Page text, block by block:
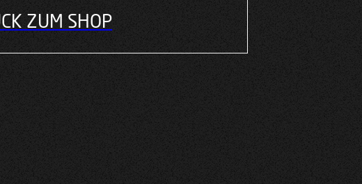
ZUM SHOP